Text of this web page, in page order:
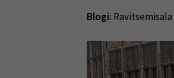
Blogi: Ravitsemisala